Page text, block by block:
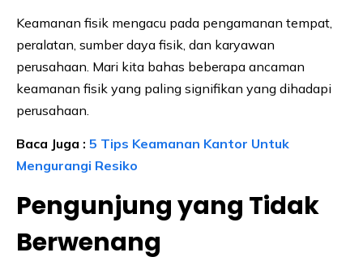
Keamanan fisik mengacu pada pengamanan tempat,
peralatan, sumber daya fisik, dan karyawan
perusahaan. Mari kita bahas beberapa ancaman
keamanan fisik yang paling signifikan yang dihadapi
perusahaan.
Baca Juga : 5 Tips Keamanan Kantor Untuk
Mengurangi Resiko
Pengunjung yang Tidak
Berwenang